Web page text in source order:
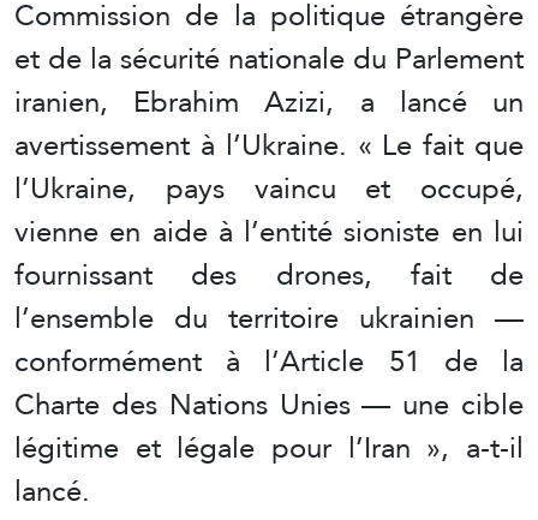
Commission de la politique étrangère
et de la sécurité nationale du Parlement
iranien, Ebrahim Azizi, a lancé un
avertissement à l’Ukraine. « Le fait que
l’Ukraine, pays vaincu et occupé,
vienne en aide à l’entité sioniste en lui
fournissant des drones, fait de
l’ensemble du territoire ukrainien —
conformément à l’Article 51 de la
Charte des Nations Unies — une cible
légitime et légale pour l’Iran », a-t-il
lancé.